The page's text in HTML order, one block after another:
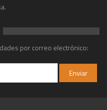
por correo electrónico: